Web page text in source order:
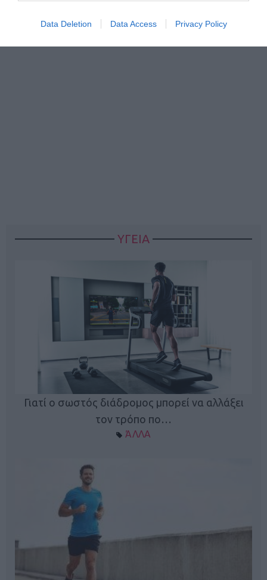
Data Deletion Data Access Privacy Policy
ΥΓΕΙΑ
Γιατί ο σωστός διάδρομος μπορεί να αλλάξει
τον τρόπο πο…
ΆΛΛΑ